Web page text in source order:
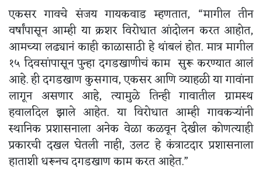
एकसर गावचे संजय गायकवाड म्हणतात, “मागील तीन
वर्षांपासून आम्ही या क्रशर विरोधात आंदोलन करत आहोत,
आमच्या लढ्यानं काही काळासाठी हे थांबलं होत. मात्र मागील
१५ दिवसांपासून पुन्हा दगडखाणीचं काम सुरू करण्यात आलं
आहे. ही दगडखाण कुसगाव, एकसर आणि व्याहळी या गावांना
लागून असणार आहे, त्यामुळे तिन्ही गावातील ग्रामस्थ
हवालदिल झाले आहेत. या विरोधात आम्ही गावकऱ्यांनी
स्थानिक प्रशासनाला अनेक वेळा कळवून देखील कोणत्याही
प्रकारची दखल घेतली नाही, उलट हे कंत्राटदार प्रशासनाला
हाताशी धरूनच दगडखाण काम करत आहेत.”